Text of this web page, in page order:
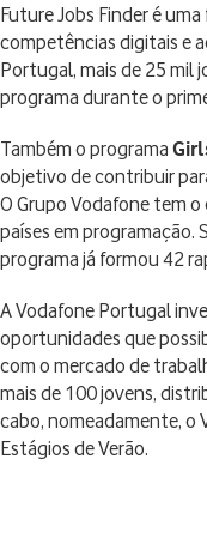
Future Jobs Finder é
competências digitais e
Portugal, mais de 25 mil
programa durante o
Também o programa
objetivo de contribuir
O Grupo Vodafone tem
países em programação.
programa já formou 42
A Vodafone Portugal
oportunidades que
com o mercado de
mais de 100 jovens,
cabo, nomeadamente, o
Estágios de Verão.